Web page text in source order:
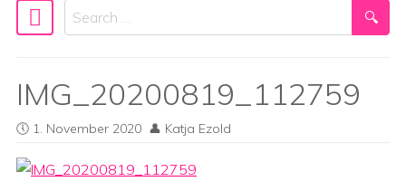
Main Navigation
Search
IMG_20200819_112759
1. November 2020 Katja Ezold